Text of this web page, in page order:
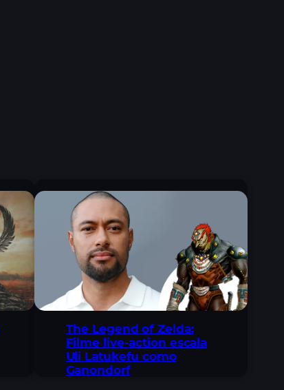
The Legend of Zelda:
Filme live-action escala
Uli Latukefu como
Ganondorf